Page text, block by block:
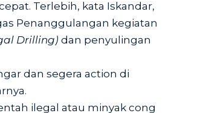
Terlebih, kata Iskandar,
Penanggulangan kegiatan
Drilling) dan penyulingan
dan segera action di
ilegal atau minyak cong